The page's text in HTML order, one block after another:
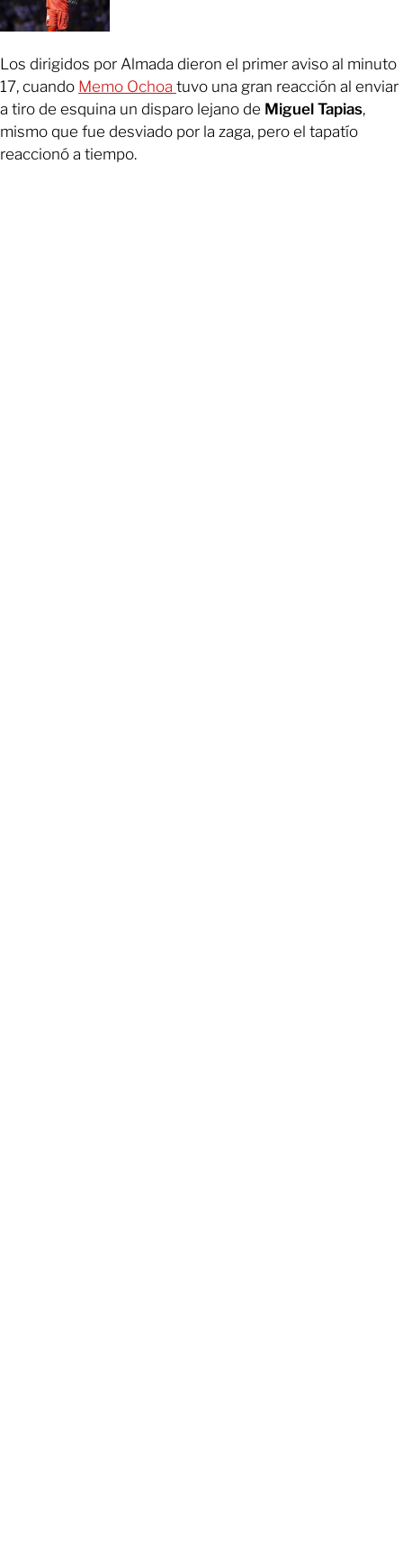
Los dirigidos por Almada dieron el primer aviso al minuto
17, cuando Memo Ochoa tuvo una gran reacción al enviar
a tiro de esquina un disparo lejano de Miguel Tapias,
mismo que fue desviado por la zaga, pero el tapatío
reaccionó a tiempo.